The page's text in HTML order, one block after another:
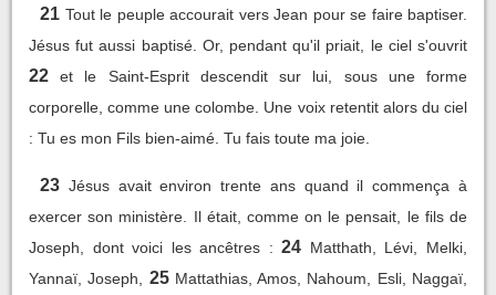
21 Tout le peuple accourait vers Jean pour se faire baptiser.
Jésus fut aussi baptisé. Or, pendant qu'il priait, le ciel s'ouvrit
22
et le Saint-Esprit descendit sur lui, sous une forme
corporelle, comme une colombe. Une voix retentit alors du ciel
: Tu es mon Fils bien-aimé. Tu fais toute ma joie.
23 Jésus avait environ trente ans quand il commença à
exercer son ministère. Il était, comme on le pensait, le fils de
Joseph, dont voici les ancêtres : 24 Matthath, Lévi, Melki,
Yannaï, Joseph,
25 Mattathias, Amos, Nahoum, Esli, Naggaï,